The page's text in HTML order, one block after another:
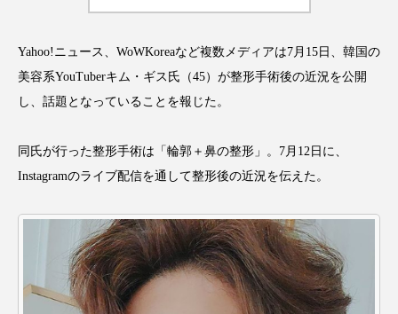
インナービューティーアワード2025受賞商品
ウェルビーイング エイジングケア
カウンセラー カウンセリング
カカイオイル キーワード
Yahoo!ニュース、WoWKoreaなど複数メディアは7月15日、韓国の
美容系YouTuberキム・ギス氏（45）が整形手術後の近況を公開
し、話題となっていることを報じた。
同氏が行った整形手術は「輪郭＋鼻の整形」。7月12日に、
Instagramのライブ配信を通して整形後の近況を伝えた。